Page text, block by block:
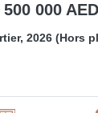
000 AED
2026 (Hors